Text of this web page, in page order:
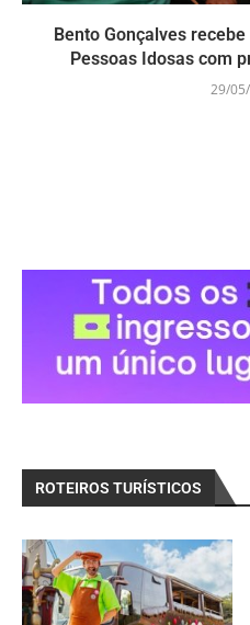
Bento Gonçalves
Pessoas Idosas com
29/
ROTEIROS TURÍSTICOS